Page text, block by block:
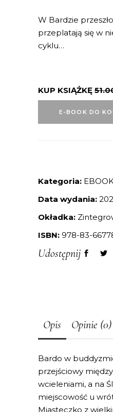
W Bardzie
przeplatają się w
cyklu…
KUP KSIĄŻKĘ
E-BOOK DO
Kategoria:
Data wydania:
Okładka:
ISBN: 978-83-
Udostępnij
Opis Opinie (0)
Bardo w
przejściowy
wcieleniami, a na
miejscowość u
Miasteczko z